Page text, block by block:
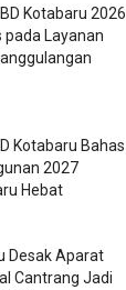
Kotabaru 2026
pada Layanan
Kotabaru Bahas
2027
Hebat
Desak Aparat
Cantrang Jadi